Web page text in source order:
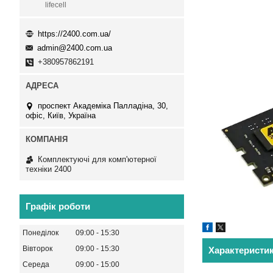
lifecell
https://2400.com.ua/
admin@2400.com.ua
+380957862191
проспект Академіка Палладіна, 30,
офіс, Київ, Україна
Комплектуючі для комп'ютерної
техніки 2400
Графік роботи
Понеділок 09:00
15:30
Вівторок
09:00
15:30
Середа
09:00 15:00